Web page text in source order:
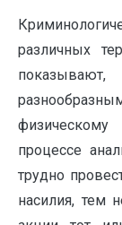
различных
процессе
трудно
насилия, тем